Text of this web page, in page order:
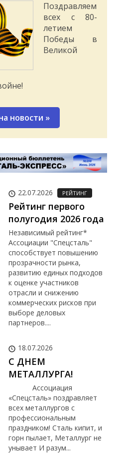
Поздравляем
всех с 80-
летием
Победы в
Великой
новости »
22.07.2026 РЕЙТИНГ
Рейтинг первого
полугодия 2026 года
Независимый рейтинг*
Ассоциации "Спецсталь"
способствует повышению
прозрачности рынка,
развитию единых подходов
к оценке участников
отрасли и снижению
коммерческих рисков при
выборе деловых
партнеров....
18.07.2026
С ДНЕМ
МЕТАЛЛУРГА!
Ассоциация
«Спецсталь» поздравляет
всех металлургов с
профессиональным
праздником! Сталь кипит, и
горн пылает, Металлург не
унывает И разум...